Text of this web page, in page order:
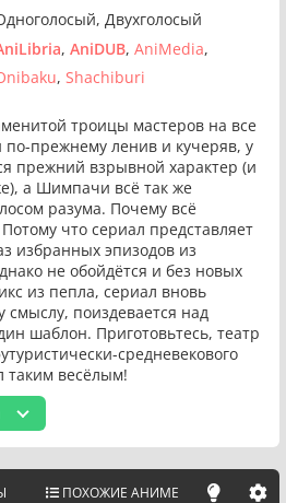
Двухголосый
AniDUB AniMedia
Shachiburi
троицы мастеров на все
по-прежнему ленив и кучеряв, у
прежний взрывной характер (и
а Шимпачи всё так же
разума. Почему всё
что сериал представляет
избранных эпизодов из
не обойдётся и без новых
из пепла, сериал вновь
смыслу, поиздевается над
шаблон. Приготовьтесь, театр
средневекового
таким весёлым!
ПОХОЖИЕ АНИМЕ